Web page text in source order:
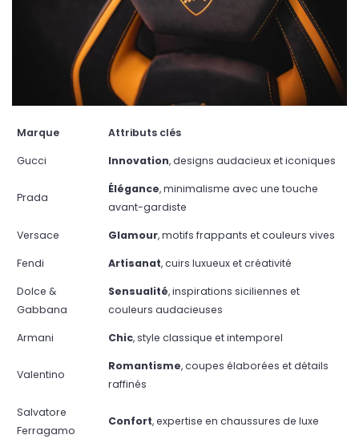
Marque Attributs clés
Gucci Innovation, designs audacieux et iconiques
Prada
Élégance, minimalisme avec une touche
avant-gardiste
Versace Glamour, motifs frappants et couleurs vives
Fendi Artisanat, cuirs luxueux et créativité
Dolce &
Gabbana
Sensualité, inspirations siciliennes et
couleurs audacieuses
Armani Chic, style classique et intemporel
Valentino
Romantisme, coupes élaborées et détails
raffinés
Salvatore
Ferragamo
Confort, expertise en chaussures de luxe